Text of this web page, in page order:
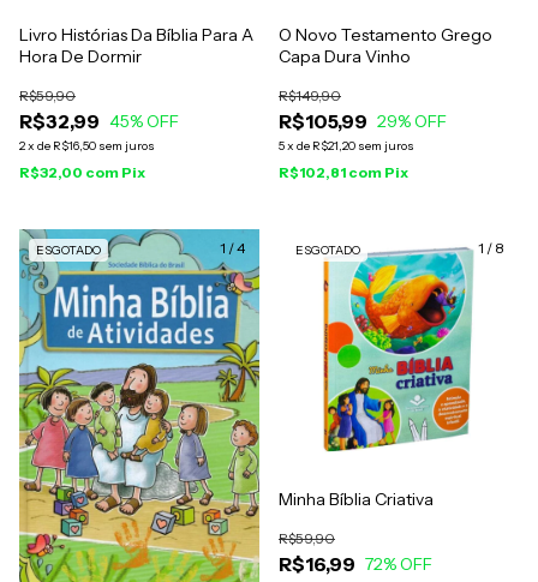
Livro Histórias Da Bíblia Para A
Hora De Dormir
R$32,99
R$59,90
45% OFF
2x de R$16,50 sem juros
R$32,00 com Pix
O Novo Testamento Grego
Capa Dura Vinho
R$105,99
R$149,90
29% OFF
5x de R$21,20 sem juros
R$102,81 com Pix
1 /4
ESGOTADO 1 / 8
ESGOTADO
Minha Bíblia Criativa
R$16,99
R$59,90
72% OFF